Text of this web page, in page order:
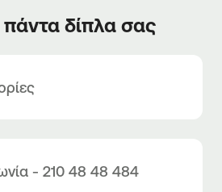
πάντα δίπλα σας
- 210 48 48 484